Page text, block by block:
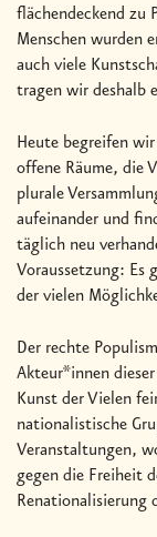
flächendeckend zu
Menschen wurden
auch viele
tragen wir deshalb
Heute begreifen
offene Räume, die
plurale
aufeinander und
täglich neu
Voraussetzung: Es
der vielen
Der rechte
Akteur*innen
Kunst der Vielen
nationalistische
Veranstaltungen,
gegen die Freiheit
Renationalisierung